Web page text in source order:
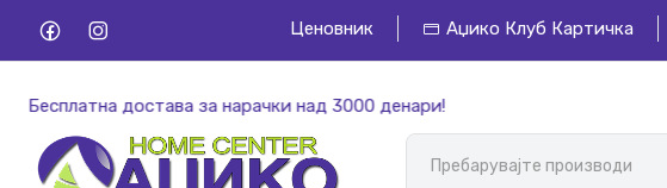
Ценовник Аџико Клуб Картичка
достава за нарачки над 3000 денари!